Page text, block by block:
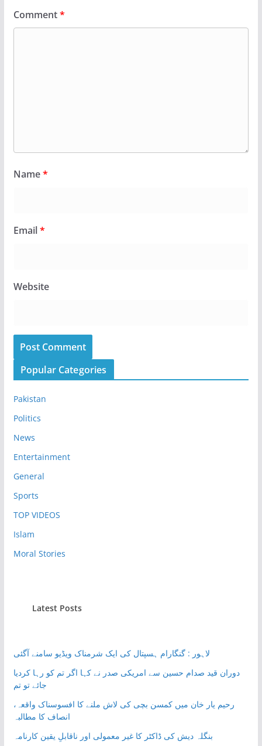
Comment*
Name*
Email*
Website
Popular Categories
Pakistan
Politics
News
Entertainment
General
Sports
TOP VIDEOS
Islam
Moral Stories
Latest Posts
لاہور : گنگارام ہسپتال کی ایک شرمناک ویڈیو سامنے آگئی
دوران قید صدام حسین سے امریکی صدر نے کہا اگر تم کو رہا کردیا
جائے تو تم
رحیم یار خان میں کمسن بچی کی لاش ملنے کا افسوسناک واقعہ،
انصاف کا مطالبہ
بنگلہ دیش کی ڈاکٹر کا غیر معمولی اور ناقابلِ یقین کارنامہ